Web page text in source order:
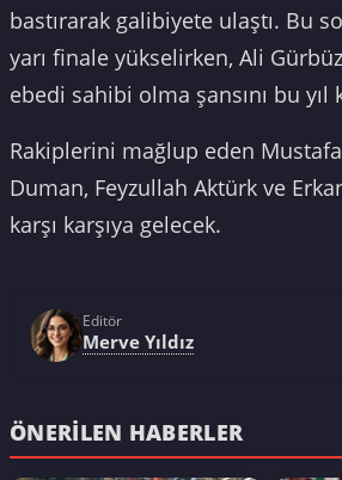
bastırarak galibiyete ulaştı. Bu
yarı finale yükselirken, Ali
ebedi sahibi olma şansını bu
Rakiplerini mağlup eden
Duman, Feyzullah Aktürk ve
karşı karşıya gelecek.
Editör
Merve Yıldız
ÖNERILEN HABERLER